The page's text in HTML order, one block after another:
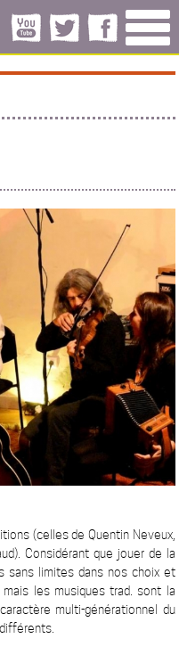
(celles de Quentin Neveux,
Considérant que jouer de la
sans limites dans nos choix et
les musiques trad. sont la
multi-générationnel du